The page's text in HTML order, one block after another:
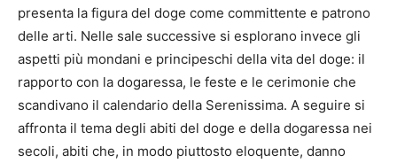
presenta la figura del doge come committente e patrono
delle arti. Nelle sale successive si esplorano invece gli
aspetti più mondani e principeschi della vita del doge: il
rapporto con la dogaressa, le feste e le cerimonie che
scandivano il calendario della Serenissima. A seguire si
affronta il tema degli abiti del doge e della dogaressa nei
secoli, abiti che, in modo piuttosto eloquente, danno